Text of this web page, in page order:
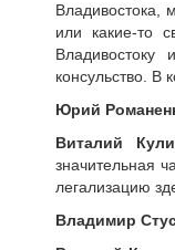
Владивостока,
или какие-то
консульство. В
Юрий
Виталий
значительная
легализацию
Владимир